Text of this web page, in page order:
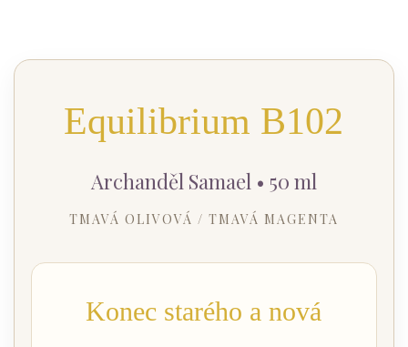
Equilibrium B102
Archanděl Samael • 50 ml
TMAVÁ OLIVOVÁ / TMAVÁ MAGENTA
Konec starého a nová